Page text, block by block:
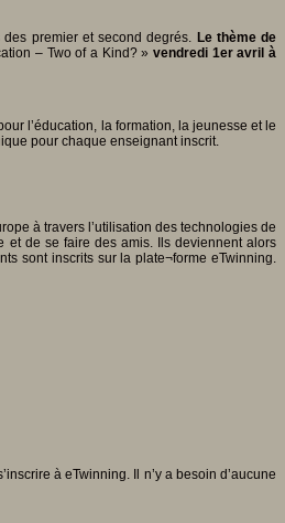
premier et second degrés. Le thème de
– Two of a Kind? » vendredi 1er avril à
l’éducation, la formation, la jeunesse et le
pour chaque enseignant inscrit.
à travers l’utilisation des technologies de
et de se faire des amis. Ils deviennent alors
sont inscrits sur la plate¬forme eTwinning.
à eTwinning. Il n’y a besoin d’aucune